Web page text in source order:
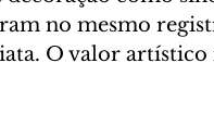
no mesmo
O valor